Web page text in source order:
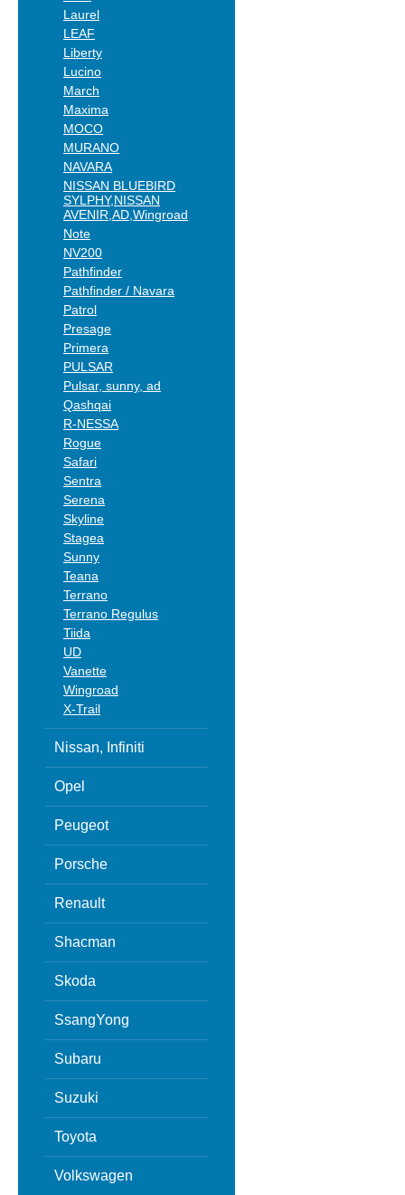
Laurel
LEAF
Liberty
Lucino
March
Maxima
MOCO
MURANO
NAVARA
NISSAN BLUEBIRD
SYLPHY,NISSAN
AVENIR,AD,Wingroad
Note
NV200
Pathfinder
Pathfinder / Navara
Patrol
Presage
Primera
PULSAR
Pulsar, sunny, ad
Qashqai
R-NESSA
Rogue
Safari
Sentra
Serena
Skyline
Stagea
Sunny
Teana
Terrano
Terrano Regulus
Tiida
UD
Vanette
Wingroad
X-Trail
Nissan, Infiniti
Opel
Peugeot
Porsche
Renault
Shacman
Skoda
SsangYong
Subaru
Suzuki
Toyota
Volkswagen